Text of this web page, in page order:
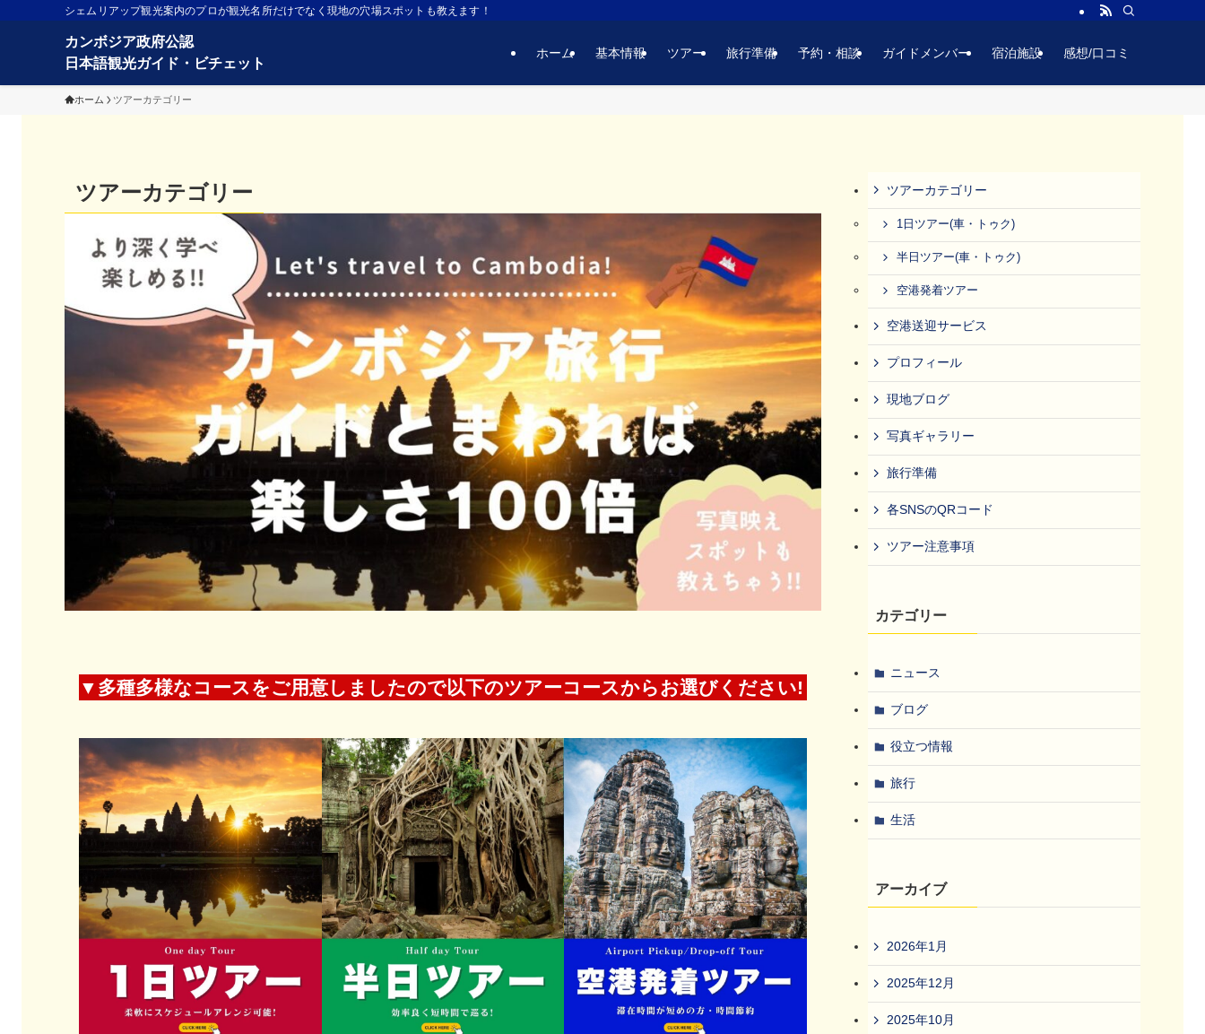
シェムリアップ観光案内のプロが観光名所だけでなく現地の穴場スポットも教えます！
ホーム 基本情報 ツアー 旅行準備 予約・相談 ガイドメンバー 宿泊施設 感想/口コミ
ホーム ツアーカテゴリー
ツアーカテゴリー
▼ 多種多様なコースをご用意しましたので以下のツアーコースからお選びください!
ツアーカテゴリー
1日ツアー(車・トゥク)
半日ツアー(車・トゥク)
空港発着ツアー
空港送迎サービス
プロフィール
現地ブログ
写真ギャラリー
旅行準備
各SNSのQRコード
ツアー注意事項
カテゴリー
ニュース
ブログ
役立つ情報
旅行
生活
アーカイブ
2026年1月
2025年12月
2025年10月